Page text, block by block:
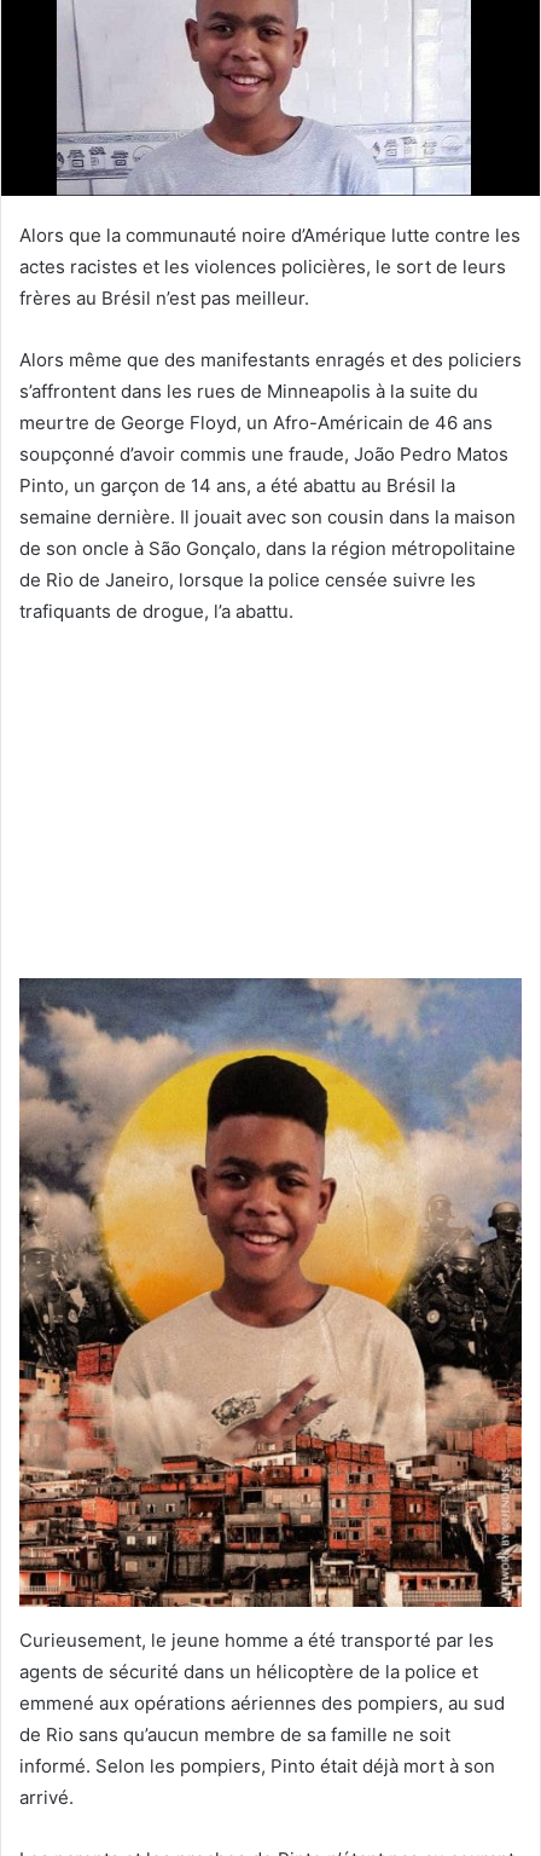
Alors que la communauté noire d’Amérique lutte contre les
actes racistes et les violences policières, le sort de leurs
frères au Brésil n’est pas meilleur.
Alors même que des manifestants enragés et des policiers
s’affrontent dans les rues de Minneapolis à la suite du
meurtre de George Floyd, un Afro-Américain de 46 ans
soupçonné d’avoir commis une fraude, João Pedro Matos
Pinto, un garçon de 14 ans, a été abattu au Brésil la
semaine dernière. Il jouait avec son cousin dans la maison
de son oncle à São Gonçalo, dans la région métropolitaine
de Rio de Janeiro, lorsque la police censée suivre les
trafiquants de drogue, l’a abattu.
Curieusement, le jeune homme a été transporté par les
agents de sécurité dans un hélicoptère de la police et
emmené aux opérations aériennes des pompiers, au sud
de Rio sans qu’aucun membre de sa famille ne soit
informé. Selon les pompiers, Pinto était déjà mort à son
arrivé.